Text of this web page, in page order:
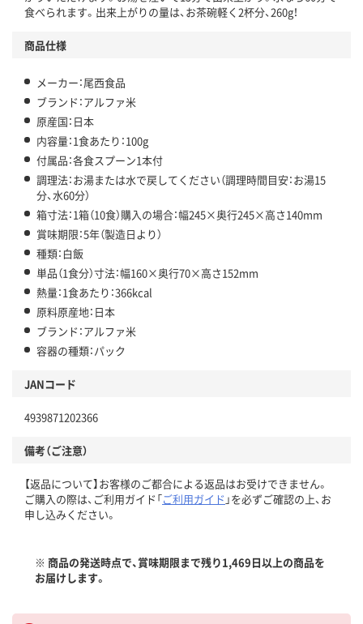
食べられます。出来上がりの量は、お茶碗軽く2杯分、260g！
商品仕様
メーカー：尾西食品
ブランド：アルファ米
原産国：日本
内容量：1食あたり：100g
付属品：各食スプーン1本付
調理法：お湯または水で戻してください（調理時間目安：お湯15
分、水60分）
箱寸法：1箱（10食）購入の場合：幅245×奥行245×高さ140mm
賞味期限：5年（製造日より）
種類：白飯
単品（1食分）寸法：幅160×奥行70×高さ152mm
熱量：1食あたり：366kcal
原料原産地：日本
ブランド：アルファ米
容器の種類：パック
JANコード
4939871202366
備考（ご注意）
【返品について】お客様のご都合による返品はお受けできません。
ご購入の際は、ご利用ガイド「ご利用ガイド 」を必ずご確認の上、お
申し込みください。
※ 商品の発送時点で、賞味期限まで残り1,469日以上の商品を
お届けします。